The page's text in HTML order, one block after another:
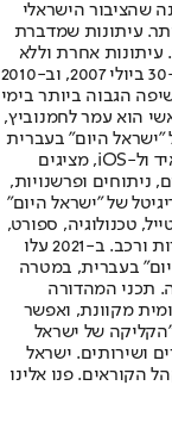
שהציבור הישראלי
עיתונות שמדברת
עיתונות אחרת וללא
תשלום. המהדורה המודפסת הראשונה פורסמה ב-30 ביולי 2007, וב-2010
הגבוה ביותר בימי
הוא עמר לחמנוביץ,
"ישראל היום" בעברית
ובאנגלית, כמו כן היישומונים (אפליקציות) לאנדרואיד ול-iOS, מציגים
ניתוחים ופרשנויות,
של "ישראל היום"
טכנולוגיה, ספורט,
כלכלה וצרכנות, בריאות, חיילים, אוכל, יהדות, תיירות ורכב. ב-2021 עלו
בעברית, במטרה
תכני המהדורה
מקוונת, ואפשר
"הקליקה של ישראל
ושירותים. ישראל
הקוראים. פנו אלינו